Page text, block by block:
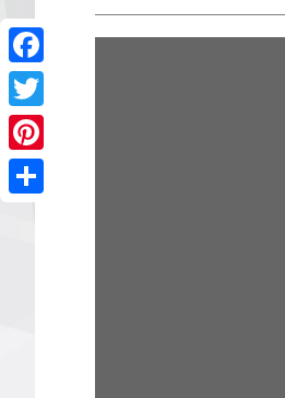
Facebook
Twitter
Pinterest